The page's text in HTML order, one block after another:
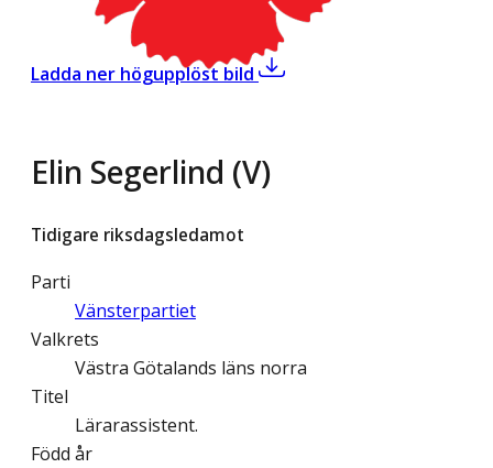
Ladda ner högupplöst bild ,Elin Segerlind (V)
Elin Segerlind (V)
Tidigare riksdagsledamot
Parti
Vänsterpartiet
Valkrets
Västra Götalands läns norra
Titel
Lärarassistent.
Född år